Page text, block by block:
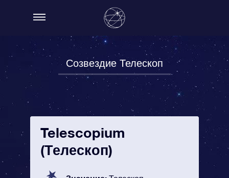
Созвездие Телескоп
Telescopium
(Телескоп)